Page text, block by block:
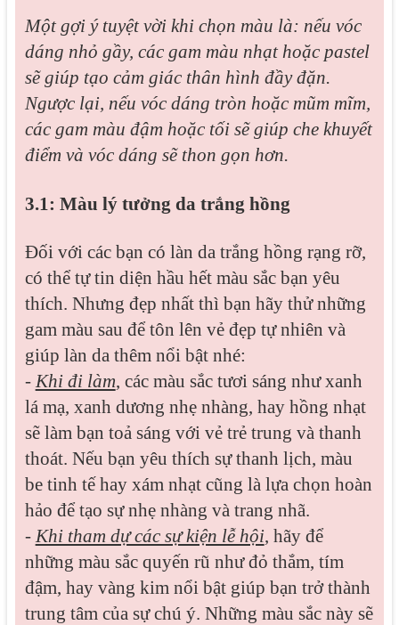
Một gợi ý tuyệt vời khi chọn màu là: nếu vóc
dáng nhỏ gầy, các gam màu nhạt hoặc pastel
sẽ giúp tạo cảm giác thân hình đầy đặn.
Ngược lại, nếu vóc dáng tròn hoặc mũm mĩm,
các gam màu đậm hoặc tối sẽ giúp che khuyết
điểm và vóc dáng sẽ thon gọn hơn.
3.1: Màu lý tưởng da trắng hồng
Đối với các bạn có làn da trắng hồng rạng rỡ,
có thể tự tin diện hầu hết màu sắc bạn yêu
thích. Nhưng đẹp nhất thì bạn hãy thử những
gam màu sau để tôn lên vẻ đẹp tự nhiên và
giúp làn da thêm nổi bật nhé:
- Khi đi làm, các màu sắc tươi sáng như xanh
lá mạ, xanh dương nhẹ nhàng, hay hồng nhạt
sẽ làm bạn toả sáng với vẻ trẻ trung và thanh
thoát. Nếu bạn yêu thích sự thanh lịch, màu
be tinh tế hay xám nhạt cũng là lựa chọn hoàn
hảo để tạo sự nhẹ nhàng và trang nhã.
- Khi tham dự các sự kiện lễ hội, hãy để
những màu sắc quyến rũ như đỏ thắm, tím
đậm, hay vàng kim nổi bật giúp bạn trở thành
trung tâm của sự chú ý. Những màu sắc này sẽ